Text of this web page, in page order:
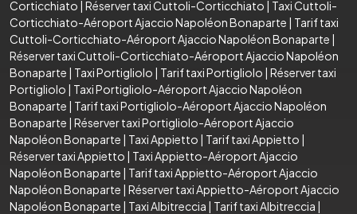
Corticchiato | Réserver taxi Cuttoli-Corticchiato | Taxi Cuttoli-
Corticchiato-Aéroport Ajaccio Napoléon Bonaparte | Tarif taxi
Cuttoli-Corticchiato-Aéroport Ajaccio Napoléon Bonaparte |
Réserver taxi Cuttoli-Corticchiato-Aéroport Ajaccio Napoléon
Bonaparte | Taxi Portigliolo | Tarif taxi Portigliolo | Réserver taxi
Portigliolo | Taxi Portigliolo-Aéroport Ajaccio Napoléon
Bonaparte | Tarif taxi Portigliolo-Aéroport Ajaccio Napoléon
Bonaparte | Réserver taxi Portigliolo-Aéroport Ajaccio
Napoléon Bonaparte | Taxi Appietto | Tarif taxi Appietto |
Réserver taxi Appietto | Taxi Appietto-Aéroport Ajaccio
Napoléon Bonaparte | Tarif taxi Appietto-Aéroport Ajaccio
Napoléon Bonaparte | Réserver taxi Appietto-Aéroport Ajaccio
Napoléon Bonaparte | Taxi Albitreccia | Tarif taxi Albitreccia |